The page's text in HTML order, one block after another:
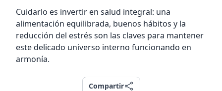
Cuidarlo es invertir en salud integral: una
alimentación equilibrada, buenos hábitos y la
reducción del estrés son las claves para mantener
este delicado universo interno funcionando en
armonía.
Compartir
Compartir